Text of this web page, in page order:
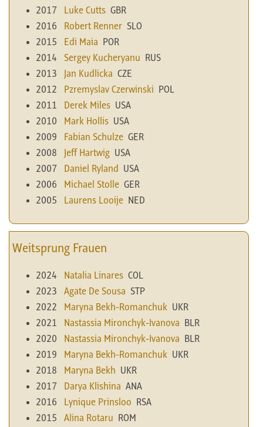
2017
Luke Cutts GBR
2016
Robert Renner SLO
2015
Edi Maia
POR
2014
Sergey Kucheryanu
RUS
2013
Jan Kudlicka CZE
2012
Pzremyslav Czerwinski
POL
2011
Derek Miles USA
2010
Mark Hollis USA
2009
Fabian Schulze GER
2008
Jeff Hartwig USA
2007
Daniel Ryland
USA
2006
Michael Stolle GER
2005
Laurens Looije NED
Weitsprung Frauen
2024 Natalia Linares COL
2023
Agate De Sousa STP
2022
Maryna Bekh-Romanchuk UKR
2021
Nastassia Mironchyk-Ivanova
BLR
2020
Nastassia Mironchyk-Ivanova
BLR
2019
Maryna Bekh-Romanchuk UKR
2018
Maryna Bekh UKR
2017
Darya Klishina ANA
2016
Lynique Prinsloo
RSA
2015
Alina Rotaru
ROM